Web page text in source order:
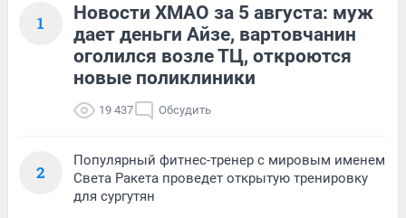
1
Новости ХМАО за 5 августа: муж
дает деньги Айзе, вартовчанин
оголился возле ТЦ, откроются
новые поликлиники
19 437 Обсудить
2
Популярный фитнес-тренер с мировым именем
Света Ракета проведет открытую тренировку
для сургутян